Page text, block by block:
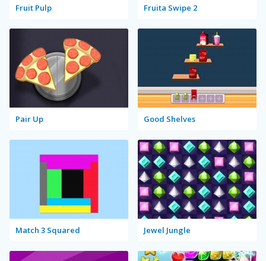
Fruit Pulp Fruita Swipe 2
Pair Up Good Shelves
Match 3 Squared Jewel Jungle